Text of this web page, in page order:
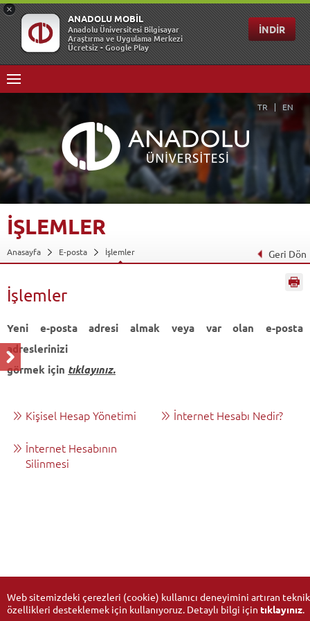
TR EN
İŞLEMLER
Anasayfa E-posta İşlemler Geri Dön
İşlemler
Yeni e-posta adresi almak veya var olan e-posta
adreslerinizi
görmek için tıklayınız.
Kişisel Hesap Yönetimi İnternet Hesabı Nedir?
İnternet Hesabının
Silinmesi
Web sitemizdeki çerezleri (cookie) kullanıcı deneyimini artıran teknik
özellikleri desteklemek için kullanıyoruz. Detaylı bilgi için tıklayınız.